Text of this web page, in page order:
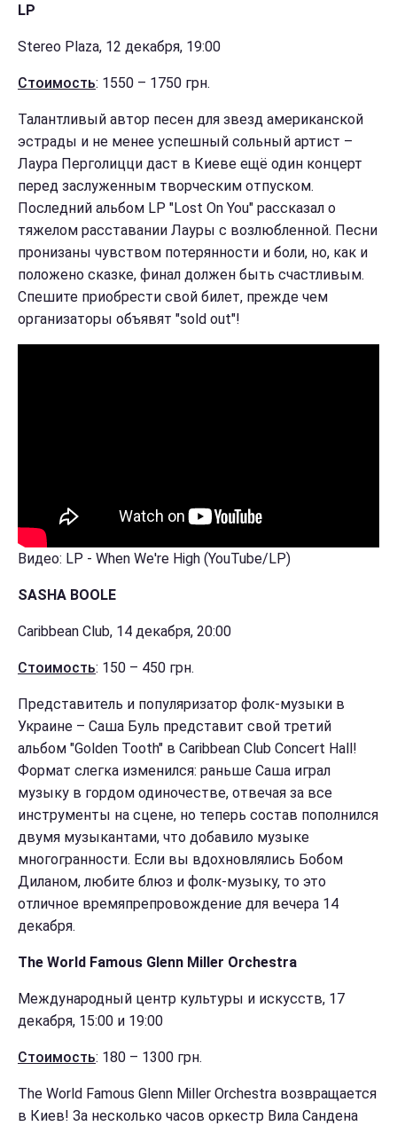
LP
Stereo Plaza, 12 декабря, 19:00
Стоимость: 1550 – 1750 грн.
Талантливый автор песен для звезд американской
эстрады и не менее успешный сольный артист –
Лаура Перголицци даст в Киеве ещё один концерт
перед заслуженным творческим отпуском.
Последний альбом LP "Lost On You" рассказал о
тяжелом расставании Лауры с возлюбленной. Песни
пронизаны чувством потерянности и боли, но, как и
положено сказке, финал должен быть счастливым.
Спешите приобрести свой билет, прежде чем
организаторы объявят "sold out"!
Видео: LP - When We're High (YouTube/LP)
SASHA BOOLE
Caribbean Club, 14 декабря, 20:00
Стоимость: 150 – 450 грн.
Представитель и популяризатор фолк-музыки в
Украине – Саша Буль представит свой третий
альбом "Golden Tooth" в Caribbean Club Concert Hall!
Формат слегка изменился: раньше Саша играл
музыку в гордом одиночестве, отвечая за все
инструменты на сцене, но теперь состав пополнился
двумя музыкантами, что добавило музыке
многогранности. Если вы вдохновлялись Бобом
Диланом, любите блюз и фолк-музыку, то это
отличное времяпрепровождение для вечера 14
декабря.
The World Famous Glenn Miller Orchestra
Международный центр культуры и искусств, 17
декабря, 15:00 и 19:00
Стоимость: 180 – 1300 грн.
The World Famous Glenn Miller Orchestra возвращается
в Киев! За несколько часов оркестр Вила Сандена